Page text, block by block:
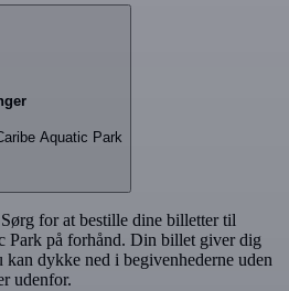
Aquatic Park
for at bestille dine billetter til
Park på forhånd. Din billet giver dig
kan dykke ned i begivenhederne uden
udenfor.